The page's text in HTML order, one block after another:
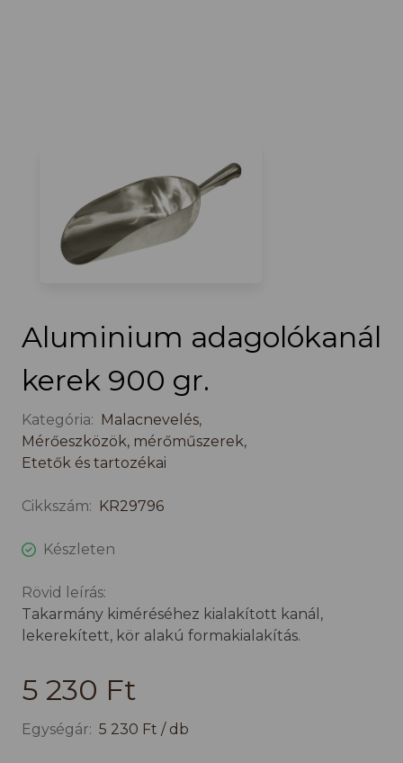
Aluminium adagolókanál
kerek 900 gr.
Kategória: Malacnevelés,
Mérőeszközök, mérőműszerek,
Etetők és tartozékai
Cikkszám: KR29796
Készleten
Rövid leírás:
Takarmány kiméréséhez kialakított kanál,
lekerekített, kör alakú formakialakítás.
5 230 Ft
Egységár: 5 230 Ft / db